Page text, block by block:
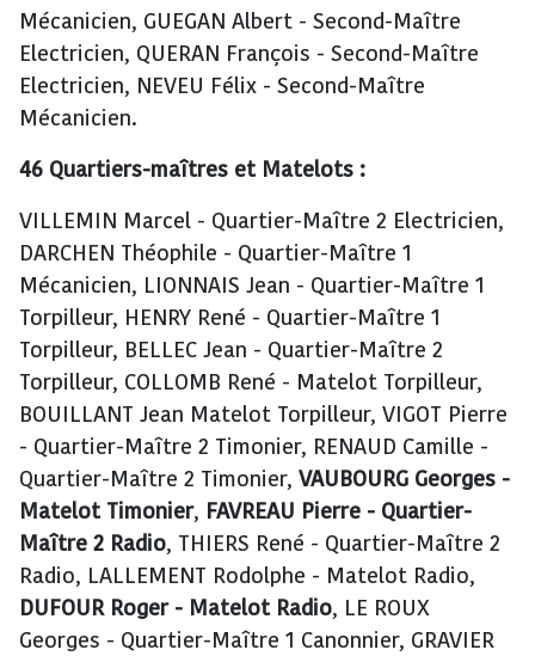
Mécanicien, GUEGAN Albert - Second-Maître
Electricien, QUERAN François - Second-Maître
Electricien, NEVEU Félix - Second-Maître
Mécanicien.
46 Quartiers-maîtres et Matelots :
VILLEMIN Marcel - Quartier-Maître 2 Electricien,
DARCHEN Théophile - Quartier-Maître 1
Mécanicien, LIONNAIS Jean - Quartier-Maître 1
Torpilleur, HENRY René - Quartier-Maître 1
Torpilleur, BELLEC Jean - Quartier-Maître 2
Torpilleur, COLLOMB René - Matelot Torpilleur,
BOUILLANT Jean Matelot Torpilleur, VIGOT Pierre
- Quartier-Maître 2 Timonier, RENAUD Camille -
Quartier-Maître 2 Timonier, VAUBOURG Georges -
Matelot Timonier, FAVREAU Pierre - Quartier-
Maître 2 Radio, THIERS René - Quartier-Maître 2
Radio, LALLEMENT Rodolphe - Matelot Radio,
DUFOUR Roger - Matelot Radio, LE ROUX
Georges - Quartier-Maître 1 Canonnier, GRAVIER